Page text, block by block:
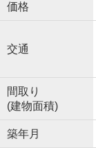
価格
交通
間取り
(建物面積)
築年月